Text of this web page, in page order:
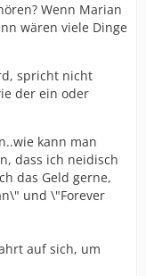
Neid, aber
hier in der
eigentlich
finds schön,
Wenn Marian
wären viele Dinge
spricht nicht
der ein oder
kann man
dass ich neidisch
das Geld gerne,
und \"Forever
auf sich, um